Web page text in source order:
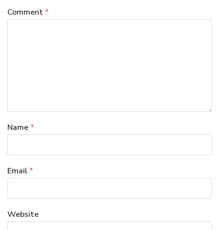
Comment *
Name *
Email *
Website